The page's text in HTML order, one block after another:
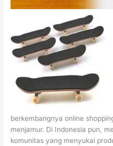
berkembangnya online
menjamur. Di Indonesia pun,
komunitas yang menyukai